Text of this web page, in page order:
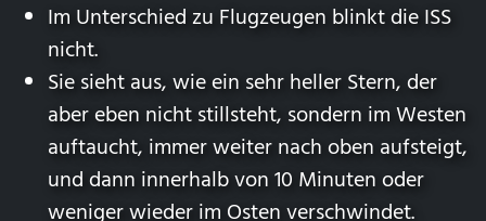
Im Unterschied zu Flugzeugen blinkt die ISS
nicht.
Sie sieht aus, wie ein sehr heller Stern, der
aber eben nicht stillsteht, sondern im Westen
auftaucht, immer weiter nach oben aufsteigt,
und dann innerhalb von 10 Minuten oder
weniger wieder im Osten verschwindet.